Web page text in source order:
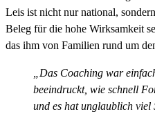
Leis ist nicht nur national,
Beleg für die hohe Wirksamkeit
das ihm von Familien rund um
„Das Coaching war
beeindruckt, wie schnell
und es hat unglaublich viel